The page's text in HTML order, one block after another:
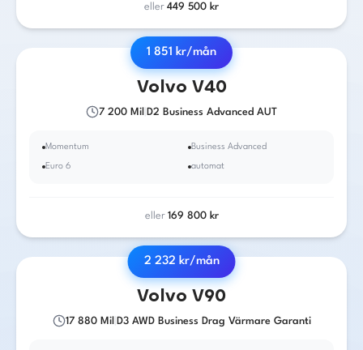
eller 449 500 kr
1 851 kr/mån
Volvo V40
7 200 Mil D2 Business Advanced AUT
Momentum Business Advanced
Euro 6 automat
eller 169 800kr
2 232 kr/mån
Volvo V90
17 880Mil D3 AWD Business Drag Värmare Garanti